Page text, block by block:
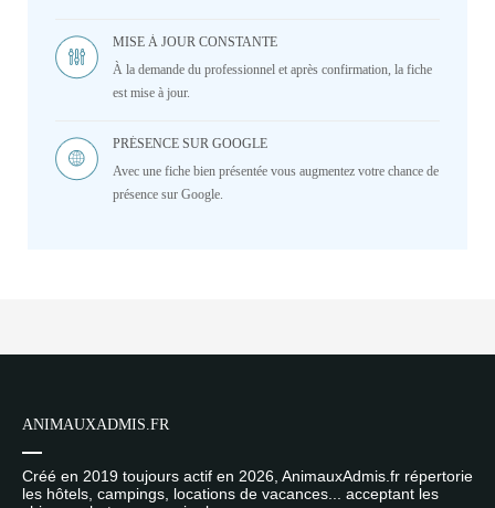
MISE À JOUR CONSTANTE
À la demande du professionnel et après confirmation, la fiche
est mise à jour.
PRÉSENCE SUR GOOGLE
Avec une fiche bien présentée vous augmentez votre chance de
présence sur Google.
ANIMAUXADMIS.FR
Créé en 2019 toujours actif en 2026, AnimauxAdmis.fr répertorie
les hôtels, campings, locations de vacances... acceptant les